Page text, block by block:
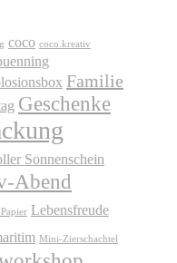
coco coco.kreativ
Familie
Geschenke
Sonnenschein
Abend
Lebensfreude
Mini-Zierschachtel